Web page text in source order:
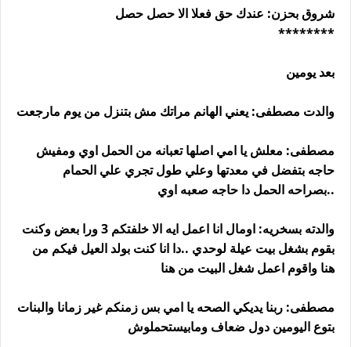
شروق بحزن: عندك حق فعلا الا حصل حصل
********
بعد يومين
والدت مصطفى: يعني الهانم مراتك مش بتنزل من يوم مارجعت
مصطفى: معلش يا امي اصلها تعبانه من الحمل اوي ومفيش
حاجه بتفضل في معدتها وعلي طول تجري علي الحمام
..بصراحه الحمل دا حاجه صعبه اوي
والدته بسخريه: اومال انا اعمل ايه الا خلفتكم 3 ورا بعض وكنت
بقوم بشغل بيت عيلة لوحدي ..دا انا كنت بولد العيل فيكم من
هنا واقوم اعمل شغل البيت من هنا
مصطفى: ربنا يديكي الصحه يا امي بس زمنكم غير زمانا والبنات
بتوع اليومين دول ضعاف ومابيستحملوش